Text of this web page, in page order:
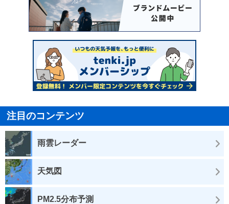
注目のコンテンツ
雨雲レーダー
天気図
PM2.5分布予測